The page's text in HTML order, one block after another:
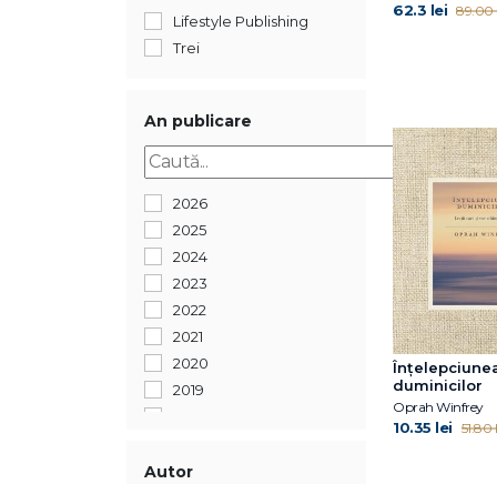
Lifestyle Publishing
Trei
An publicare
2026
2025
2024
2023
2022
2021
2020
2019
2016
Autor
62.3 lei 89.00
duminicilor
Oprah Winfrey
10.35 lei 51.80